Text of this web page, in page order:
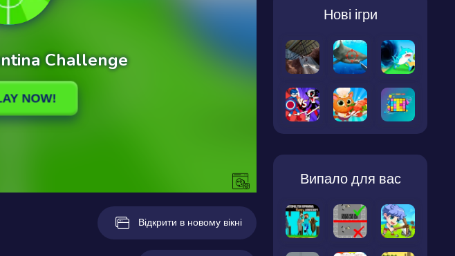
Відкрити в новому вікні
Нові ігри
Випало для вас